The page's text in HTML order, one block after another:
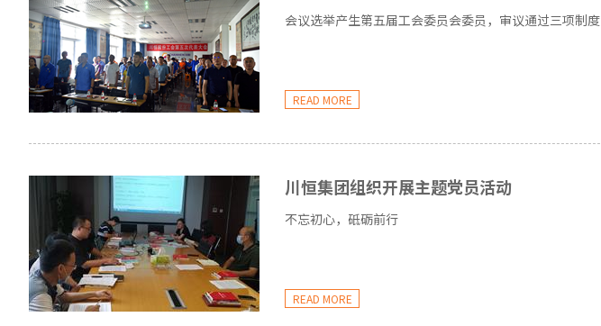
会议选举产生第五届工会委员会委员，审议通过三项制度
READ MORE
川恒集团组织开展主题党员活动
不忘初心，砥砺前行
READ MORE